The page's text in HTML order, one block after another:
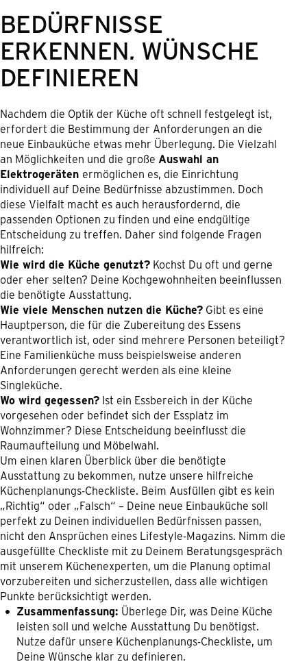
BEDÜRFNISSE
ERKENNEN, WÜNSCHE
DEFINIEREN
Nachdem die Optik der Küche oft schnell festgelegt ist,
erfordert die Bestimmung der Anforderungen an die
neue Einbauküche etwas mehr Überlegung. Die Vielzahl
an Möglichkeiten und die große Auswahl an
Elektrogeräten ermöglichen es, die Einrichtung
individuell auf Deine Bedürfnisse abzustimmen. Doch
diese Vielfalt macht es auch herausfordernd, die
passenden Optionen zu finden und eine endgültige
Entscheidung zu treffen. Daher sind folgende Fragen
hilfreich:
Wie wird die Küche genutzt? Kochst Du oft und gerne
oder eher selten? Deine Kochgewohnheiten beeinflussen
die benötigte Ausstattung.
Wie viele Menschen nutzen die Küche? Gibt es eine
Hauptperson, die für die Zubereitung des Essens
verantwortlich ist, oder sind mehrere Personen beteiligt?
Eine Familienküche muss beispielsweise anderen
Anforderungen gerecht werden als eine kleine
Singleküche.
Wo wird gegessen? Ist ein Essbereich in der Küche
vorgesehen oder befindet sich der Essplatz im
Wohnzimmer? Diese Entscheidung beeinflusst die
Raumaufteilung und Möbelwahl.
Um einen klaren Überblick über die benötigte
Ausstattung zu bekommen, nutze unsere hilfreiche
Küchenplanungs-Checkliste. Beim Ausfüllen gibt es kein
„Richtig“ oder „Falsch“ – Deine neue Einbauküche soll
perfekt zu Deinen individuellen Bedürfnissen passen,
nicht den Ansprüchen eines Lifestyle-Magazins. Nimm die
ausgefüllte Checkliste mit zu Deinem Beratungsgespräch
mit unserem Küchenexperten, um die Planung optimal
vorzubereiten und sicherzustellen, dass alle wichtigen
Punkte berücksichtigt werden.
Zusammenfassung: Überlege Dir, was Deine Küche
leisten soll und welche Ausstattung Du benötigst.
Nutze dafür unsere Küchenplanungs-Checkliste, um
Deine Wünsche klar zu definieren.